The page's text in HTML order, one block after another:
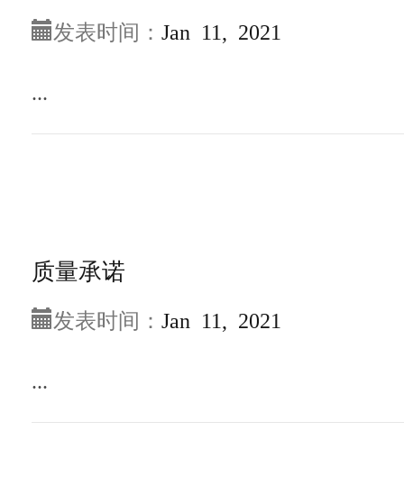
发表时间： Jan 11, 2021
...
质量承诺
发表时间： Jan 11, 2021
...